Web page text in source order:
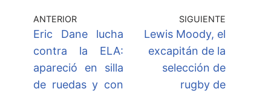
ANTERIOR
Eric Dane lucha
contra la ELA:
apareció en silla
de ruedas y con
SIGUIENTE
Lewis Moody, el
excapitán de la
selección de
rugby de